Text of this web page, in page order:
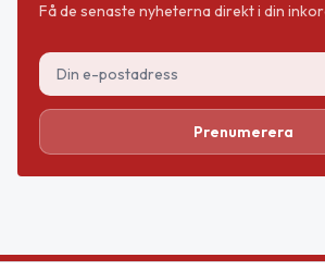
Få de senaste nyheterna direkt i din
Prenumerera